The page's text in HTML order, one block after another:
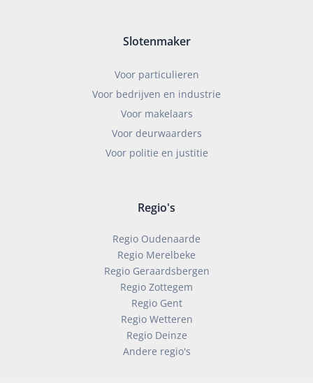
Slotenmaker
Voor particulieren
Voor bedrijven en industrie
Voor makelaars
Voor deurwaarders
Voor politie en justitie
Regio's
Regio Oudenaarde
Regio Merelbeke
Regio Geraardsbergen
Regio Zottegem
Regio Gent
Regio Wetteren
Regio Deinze
Andere regio's